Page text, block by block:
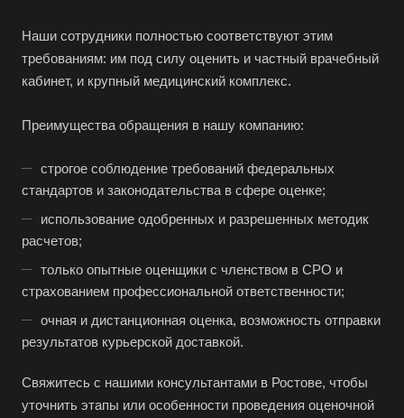
Наши сотрудники полностью соответствуют этим
требованиям: им под силу оценить и частный врачебный
кабинет, и крупный медицинский комплекс.
Преимущества обращения в нашу компанию:
строгое соблюдение требований федеральных
стандартов и законодательства в сфере оценке;
использование одобренных и разрешенных методик
расчетов;
только опытные оценщики с членством в СРО и
страхованием профессиональной ответственности;
очная и дистанционная оценка, возможность отправки
результатов курьерской доставкой.
Свяжитесь с нашими консультантами в Ростове, чтобы
уточнить этапы или особенности проведения оценочной
Боровичи
Братск
Бронницы
Брянск
Бугуруслан
Буй
Буйнакск
Бутурлиновка
Валдай
Валуйки
Великие Луки
Великий Новгород